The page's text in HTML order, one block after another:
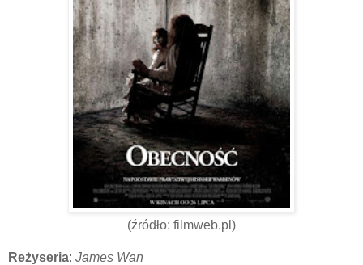
(źródło: filmweb.pl)
Reżyseria: James Wan